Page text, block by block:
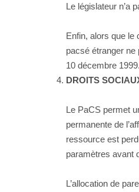
Le législateur n’a
Enfin, alors que le
pacsé étranger ne
10 décembre 1999.
DROITS
Le PaCS permet
permanente de
ressource est
paramètres avant
L’allocation de